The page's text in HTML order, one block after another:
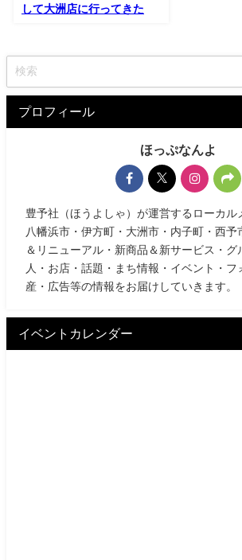
して大洲店に行ってきた
プロフィール
ほっぷなんよ
豊予社（ほうよしゃ）が運営するローカル
八幡浜市・伊方町・大洲市・内子町・西予
＆リニューアル・新商品＆新サービス・グ
人・お店・話題・まち情報・イベント・フ
産・広告等の情報をお届けしていきます。
イベントカレンダー